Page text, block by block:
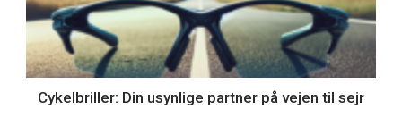
Cykelbriller: Din usynlige partner på vejen til sejr